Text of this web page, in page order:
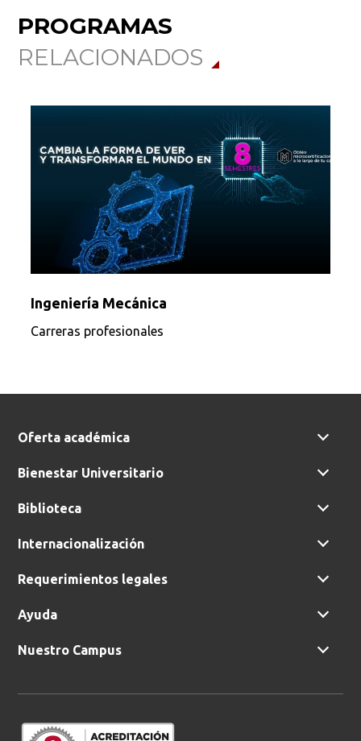
PROGRAMAS
RELACIONADOS
Ingeniería Mecánica
Carreras profesionales
Oferta académica
Bienestar Universitario
Biblioteca
Internacionalización
Requerimientos legales
Ayuda
Nuestro Campus